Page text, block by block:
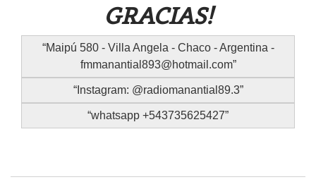
GRACIAS!
Maipú 580 - Villa Angela - Chaco - Argentina -
fmmanantial893@hotmail.com
Instagram: @radiomanantial89.3
whatsapp +543735625427